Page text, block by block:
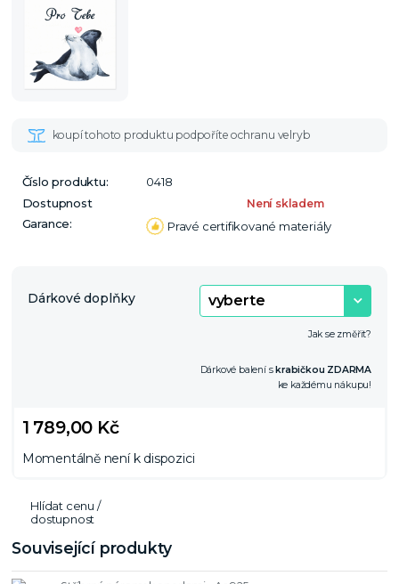
Číslo produktu:
0418
Dostupnost
Není skladem
Garance: Pravé certifikované materiály
Dárkové doplňky
Jak se změřit?
Dárkové balení s krabičkou ZDARMA
ke každému nákupu!
1 789,00 Kč
Momentálně není k dispozici
Hlídat cenu /
dostupnost
Související produkty